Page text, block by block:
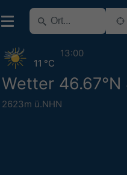
Wetter 46.67°N
2623m ü.NHN
11 °C
13:00